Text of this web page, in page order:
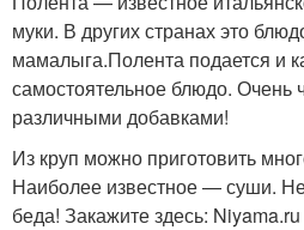
муки. В других странах это
мамалыга.Полента подается и
самостоятельное блюдо. Очень
различными добавками!
Из круп можно приготовить
Наиболее известное — суши.
беда! Закажите здесь: Niyama.ru